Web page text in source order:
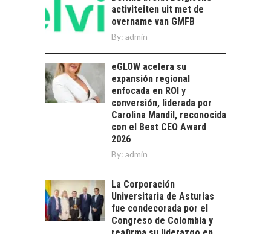
CHILENAS
El tipo de cambio
determinante en la
economía…
FINANCIAMIENTO
PARA PYMES EN
CHILE:
ALTERNATIVAS MÁS
ALLÁ DEL CRÉDITO
BANCARIO
Financiamiento para
pymes en Chile:
alternativas que
trascienden el
crédito…
LOS SERVICIOS
DIGITALES
EXPORTADOS DESDE
CHILE
activiteiten uit met de
overname van GMFB
By: admin
eGLOW acelera su
expansión regional
enfocada en ROI y
conversión, liderada por
Carolina Mandil, reconocida
con el Best CEO Award
2026
By: admin
La Corporación
Universitaria de Asturias
fue condecorada por el
Congreso de Colombia y